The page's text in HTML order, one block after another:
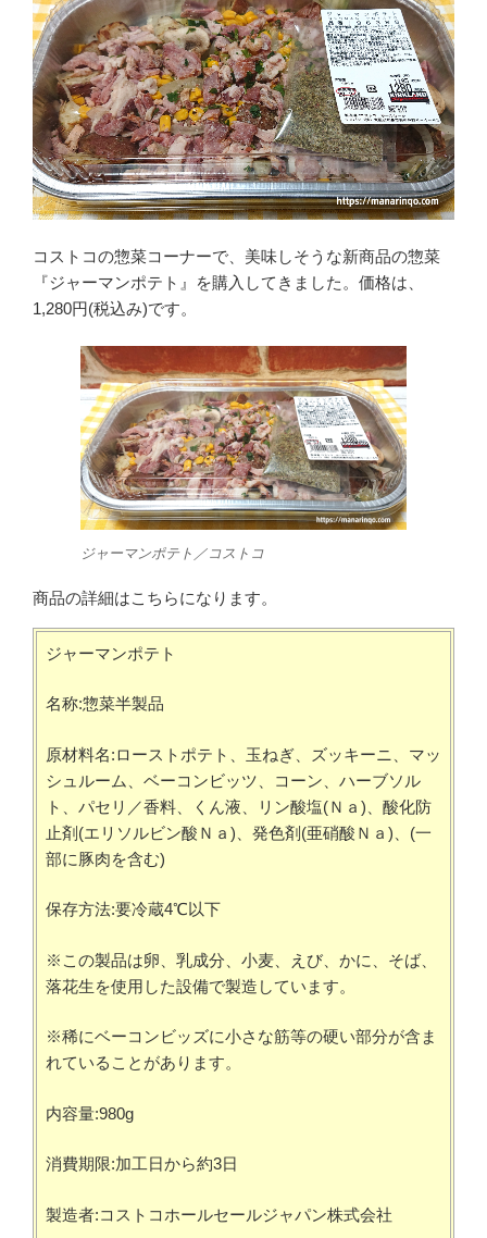
コストコの惣菜コーナーで、美味しそうな新商品の惣菜
『ジャーマンポテト』を購入してきました。価格は、
1,280円(税込み)です。
ジャーマンポテト／コストコ
商品の詳細はこちらになります。
ジャーマンポテト
名称:惣菜半製品
原材料名:ローストポテト、玉ねぎ、ズッキーニ、マッ
シュルーム、ベーコンビッツ、コーン、ハーブソル
ト、パセリ／香料、くん液、リン酸塩(Ｎａ)、酸化防
止剤(エリソルビン酸Ｎａ)、発色剤(亜硝酸Ｎａ)、(一
部に豚肉を含む)
保存方法:要冷蔵4℃以下
※この製品は卵、乳成分、小麦、えび、かに、そば、
落花生を使用した設備で製造しています。
※稀にベーコンビッズに小さな筋等の硬い部分が含ま
れていることがあります。
内容量:980g
消費期限:加工日から約3日
製造者:コストコホールセールジャパン株式会社